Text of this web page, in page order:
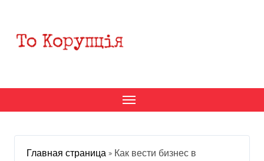
содержанию
Главная страница » Как вести бизнес в